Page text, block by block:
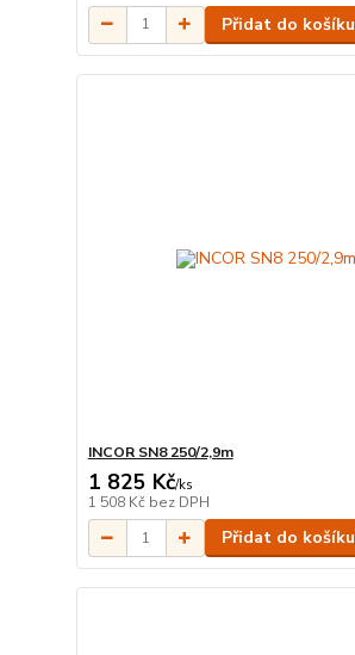
Přidat do košíku
INCOR SN8 250/2,9m
1 825 Kč/ks
1 508 Kč bez DPH
Přidat do košíku